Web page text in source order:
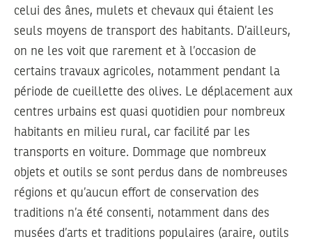
celui des ânes, mulets et chevaux qui étaient les
seuls moyens de transport des habitants. D’ailleurs,
on ne les voit que rarement et à l’occasion de
certains travaux agricoles, notamment pendant la
période de cueillette des olives. Le déplacement aux
centres urbains est quasi quotidien pour nombreux
habitants en milieu rural, car facilité par les
transports en voiture. Dommage que nombreux
objets et outils se sont perdus dans de nombreuses
régions et qu’aucun effort de conservation des
traditions n’a été consenti, notamment dans des
musées d’arts et traditions populaires (araire, outils